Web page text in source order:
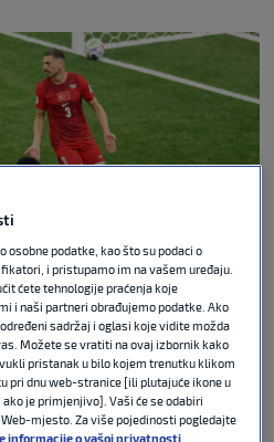
Guliver
druga utakmica skupine
prvenstva između
su Australci slavili 2:0.
osobne podatke, kao što su podaci o
i pristupamo im na vašem uređaju.
ćete tehnologije praćenja koje
i naši partneri obrađujemo podatke. Ako
sadržaj i oglasi koje vidite možda
Možete se vratiti na ovaj izbornik kako
pristanak u bilo kojem trenutku klikom
pri dnu web-stranice [ili plutajuće ikone u
je primjenjivo]. Vaši će se odabiri
mjesto. Za više pojedinosti pogledajte
informacije o vašoj privatnosti